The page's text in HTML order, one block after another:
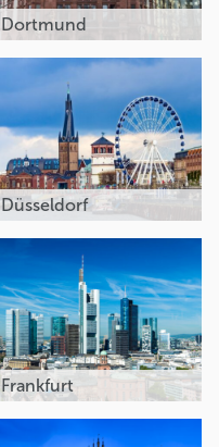
Dortmund
Düsseldorf
Frankfurt